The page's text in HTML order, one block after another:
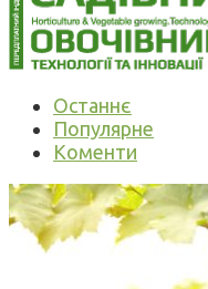
Останнє
Популярне
Коменти